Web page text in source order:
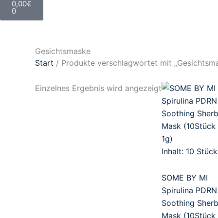
0,00€
0
Gesichtsmaske
Start / Produkte verschlagwortet mit
Einzelnes Ergebnis wird angezeigt
Inhalt: 10 Stück
SOME BY MI
Spirulina PDRN
Soothing
Mask (10Stück